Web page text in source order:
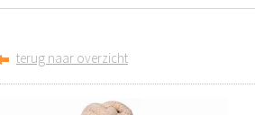
terug naar overzicht